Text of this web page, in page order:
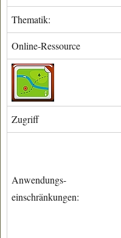
Thematik:
Online-Ressource
Zugriff
Anwendungs-
einschränkungen: